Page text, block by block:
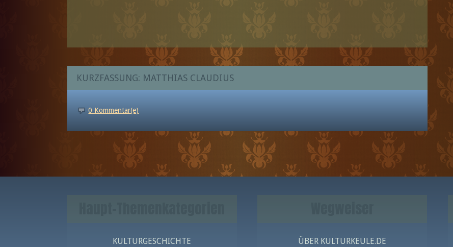
KURZFASSUNG: MATTHIAS CLAUDIUS
0 Kommentar(e)
KULTURGESCHICHTE ÜBER KULTURKEULE.DE